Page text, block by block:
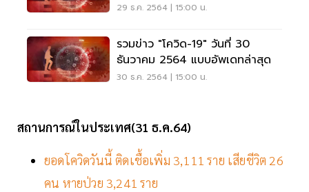
29 ธ.ค. 2564 | 15:00 น.
รวมข่าว "โควิด-19" วันที่ 30
ธันวาคม 2564 แบบอัพเดทล่าสุด
30 ธ.ค. 2564 | 15:00 น.
สถานการณ์ในประเทศ(31 ธ.ค.64)
ยอดโควิดวันนี้ ติดเชื้อเพิ่ม 3,111 ราย เสียชีวิต 26
คน หายป่วย 3,241 ราย